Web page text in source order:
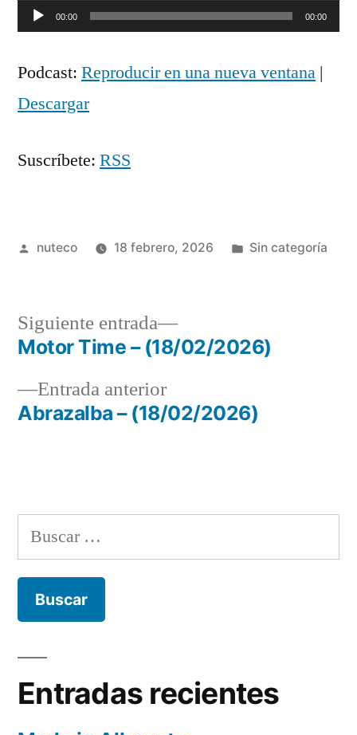
Reproductor
audio
00:00 00:00
Podcast: Reproducir en una nueva ventana |
Descargar
Suscríbete: RSS
Publicada
nuteco 18 febrero, 2026
Publicada
Sin categoría
Navegación
deEntrada anteriorEntrada
anterior:
Abrazalba – (18/02/2026)
Siguiente entrada
Siguiente
entrada:
Motor Time – (18/02/2026)
Buscar:
Entradas recientes